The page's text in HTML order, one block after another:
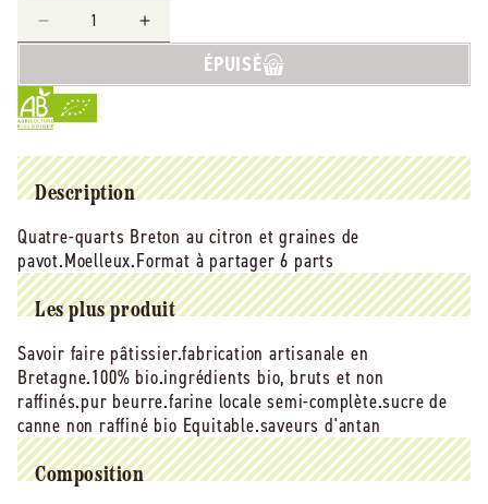
Réduire
de
Baramel
-
Quatre
pur
beurre
citron
graine
pavot
bio
-
200
g
Augmenter
quantité
-
Quatre
pur
beurre
citron
graine
pavot
bio
-
200
g
ÉPUISÉ
Description
Quatre-quarts Breton au citron et graines de
pavot.Moelleux.Format à partager 6 parts
Les plus produit
Savoir faire pâtissier.fabrication artisanale en
Bretagne.100% bio.ingrédients bio, bruts et non
raffinés.pur beurre.farine locale semi-complète.sucre de
canne non raffiné bio Equitable.saveurs d'antan
Composition